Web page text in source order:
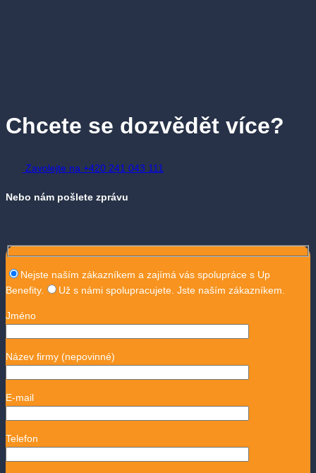
Chcete se dozvědět více?
Zavolejte na +420 241 043 111
Nebo nám pošlete zprávu
Nejste naším zákazníkem a zajímá vás spolupráce s Up
Benefity.
Už s námi spolupracujete. Jste naším zákazníkem.
Jméno
Název firmy (nepovinné)
E-mail
Telefon